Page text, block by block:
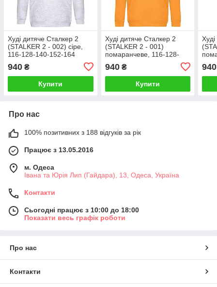
Худі дитяче Сталкер 2
(STALKER 2 - 002) сіре,
116-128-140-152-164
940 ₴
Купити
Худі дитяче Сталкер 2
(STALKER 2 - 001)
помаранчеве, 116-128-
940₴
Купити
940
Про нас
100% позитивних з 188 відгуків за рік
Працює з 13.05.2016
м. Одеса
Івана та Юрія Лип (Гайдара), 13, Одеса, Україна
Контакти
Сьогодні працює з 10:00 до 18:00
Показати весь графік роботи
Про нас
Контакти